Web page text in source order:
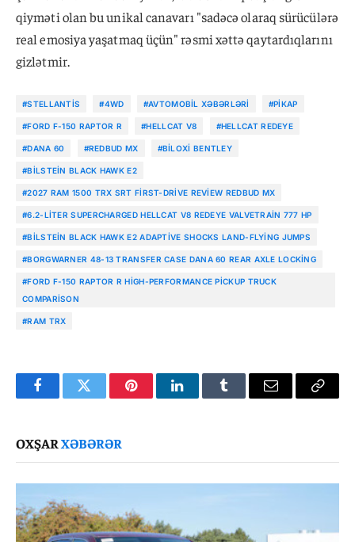
qiyməti olan bu unikal canavarı "sadəcə olaraq sürücülərə
real emosiya yaşatmaq üçün" rəsmi xəttə qaytardıqlarını
gizlətmir.
#STELLANTIS #4WD #AVTOMOBIL XƏBƏRLƏRI #PIKAP
#FORD F-150 RAPTOR R #HELLCAT V8 #HELLCAT REDEYE
#DANA 60 #REDBUD MX #BILOXI BENTLEY
#BILSTEIN BLACK HAWK E2
#2027 RAM 1500 TRX SRT FIRST-DRIVE REVIEW REDBUD MX
#6.2-LITER SUPERCHARGED HELLCAT V8 REDEYE VALVETRAIN 777 HP
#BILSTEIN BLACK HAWK E2 ADAPTIVE SHOCKS LAND-FLYING JUMPS
#BORGWARNER 48-13 TRANSFER CASE DANA 60 REAR AXLE LOCKING
#FORD F-150 RAPTOR R HIGH-PERFORMANCE PICKUP TRUCK
COMPARISON
#RAM TRX
FacebookTwitter PinterestLinkedInTumblr Email
Copy
OXŞARXƏBƏRƏR